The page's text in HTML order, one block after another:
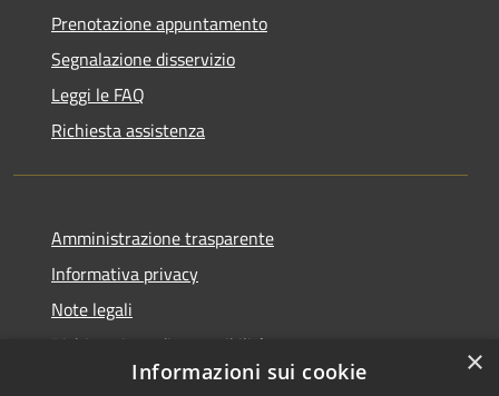
Prenotazione appuntamento
Segnalazione disservizio
Leggi le FAQ
Richiesta assistenza
Amministrazione trasparente
Informativa privacy
Note legali
Dichiarazione di accessibilità
×
Informazioni sui cookie